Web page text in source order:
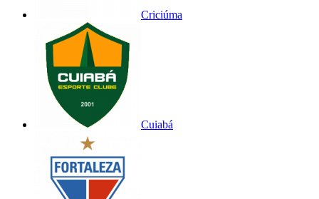
Criciúma
Cuiabá